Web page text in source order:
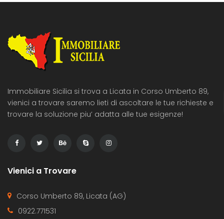
Immobiliare Sicilia si trova a Licata in Corso Umberto 89,
vienici a trovare saremo lieti di ascoltare le tue richieste e
trovare la soluzione piu’ adatta alle tue esigenze!
Vienici a Trovare
Corso Umberto 89, Licata (AG)
0922.771531